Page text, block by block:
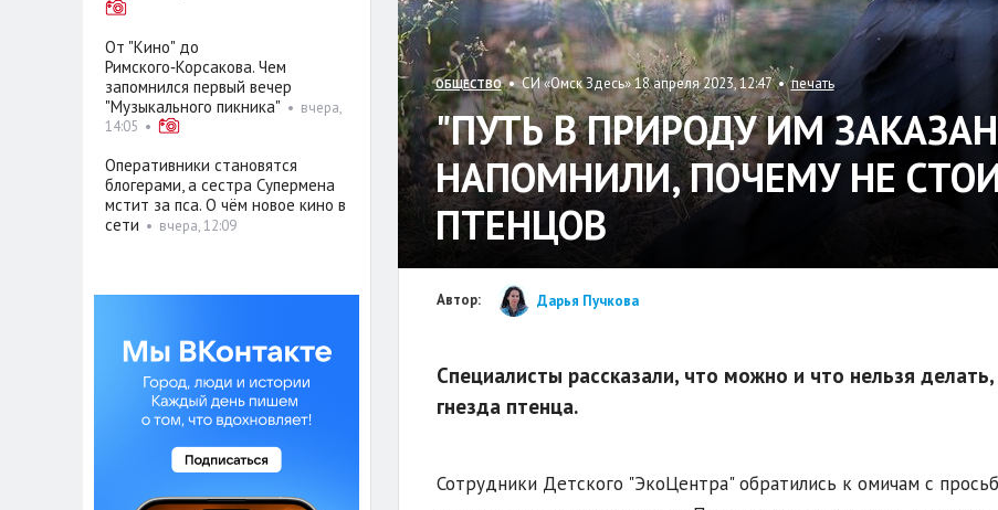
ОБЩЕСТВО• СИ «Омск Здесь» 18 апреля 2023, 12:47 •печать
"ПУТЬ В ПРИРОДУ ИМ
НАПОМНИЛИ, ПОЧЕМУ НЕ
ПТЕНЦОВ
Автор: Дарья Пучкова
Специалисты рассказали, что можно и что нельзя
гнезда птенца.
Сотрудники Детского "ЭкоЦентра" обратились к омичам с
От "Кино" до
Римского‑Корсакова. Чем
запомнился первый вечер
"Музыкального пикника" • вчера,
14:05 •
Оперативники становятся
блогерами, а сестра Супермена
мстит за пса. О чём новое кино в
сети • вчера, 12:09